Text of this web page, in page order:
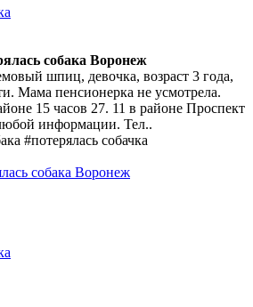
собака Воронеж
шпиц, девочка, возраст 3 года,
Мама пенсионерка не усмотрела.
15 часов 27. 11 в районе Проспект
информации. Тел..
#потерялась собачка
собака Воронеж